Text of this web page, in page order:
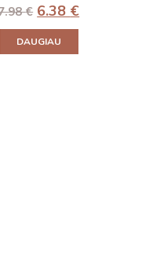
€ 6.38 €
DAUGIAU